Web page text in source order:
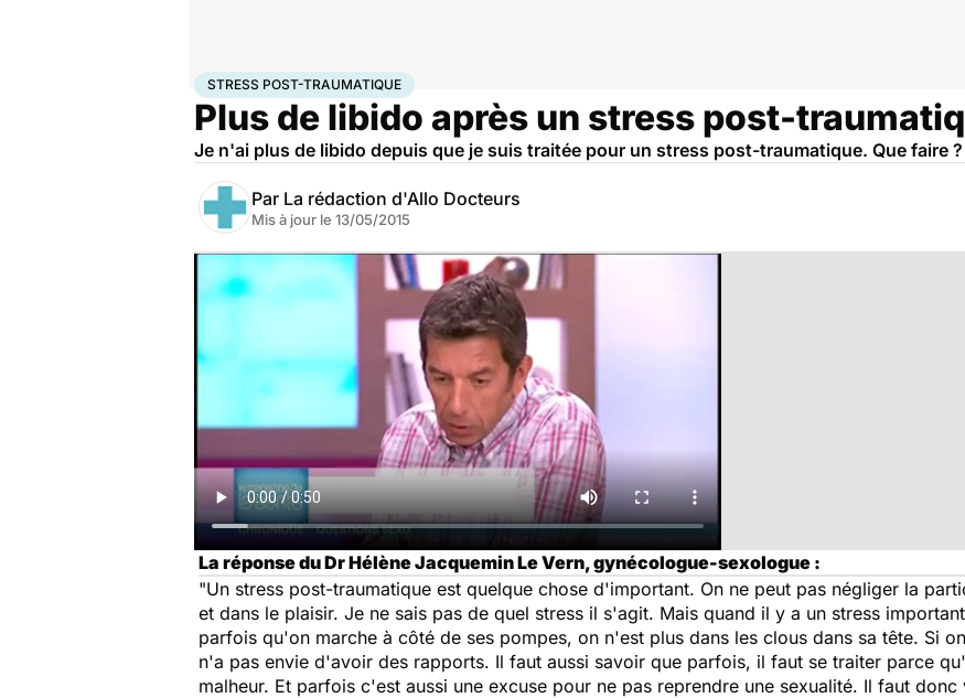
AccueilSantéStress post-traumatique
STRESS POST-TRAUMATIQUE
Plus de libido après un stress post-
Je n'ai plus de libido depuis que je suis traitée pour un stress post-traumatique. Que faire ?
Par La rédaction d'Allo Docteurs
Mis à jour le 13/05/2015
La réponse du Dr Hélène Jacquemin Le Vern, gynécologue-sexologue :
"Un stress post-traumatique est quelque chose d'important. On ne peut pas négliger la
et dans le plaisir. Je ne sais pas de quel stress il s'agit. Mais quand il y a un stress
parfois qu'on marche à côté de ses pompes, on n'est plus dans les clous dans sa tête. Si
n'a pas envie d'avoir des rapports. Il faut aussi savoir que parfois, il faut se traiter parce
malheur. Et parfois c'est aussi une excuse pour ne pas reprendre une sexualité. Il faut